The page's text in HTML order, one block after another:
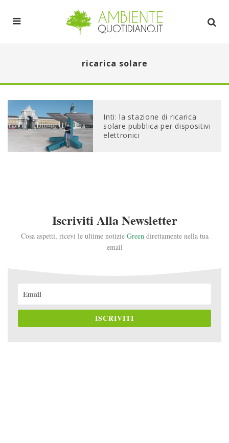
ricarica solare
Inti: la stazione di ricarica
solare pubblica per dispositivi
elettronici
Iscriviti Alla Newsletter
Cosa aspetti, ricevi le ultime notizie Greendirettamente nella tua
email
ISCRIVITI